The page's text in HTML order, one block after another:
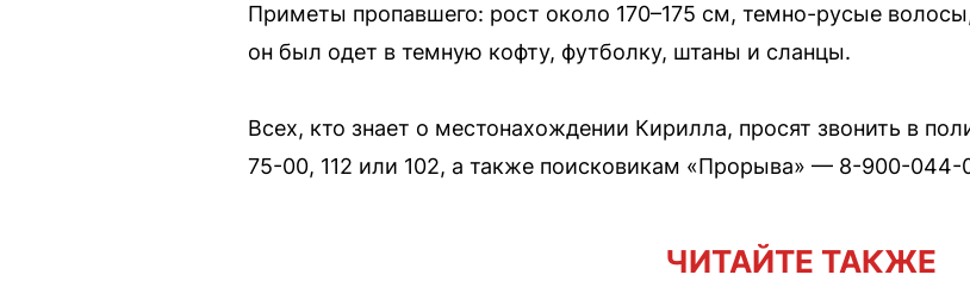
Приметы пропавшего: рост около 170–175 см, темно-русые
он был одет в темную кофту, футболку, штаны и сланцы.
Всех, кто знает о местонахождении Кирилла, просят звонить в
75-00, 112 или 102, а также поисковикам «Прорыва» — 8-900-044-
ЧИТАЙТЕ ТАКЖЕ